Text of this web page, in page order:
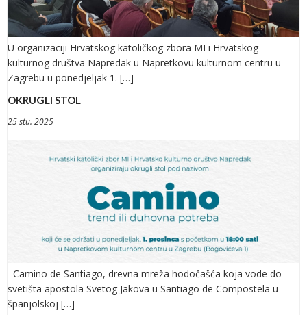
U organizaciji Hrvatskog katoličkog zbora MI i Hrvatskog
kulturnog društva Napredak u Napretkovu kulturnom centru u
Zagrebu u ponedjeljak 1. […]
OKRUGLI STOL
25 stu. 2025
Camino de Santiago, drevna mreža hodočašća koja vode do
svetišta apostola Svetog Jakova u Santiago de Compostela u
španjolskoj […]